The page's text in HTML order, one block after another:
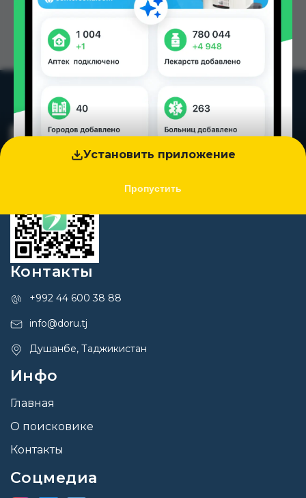
Установить приложение
Пропустить
Контакты
+992 44 600 38 88
info@doru.tj
Душанбе, Таджикистан
Инфо
Главная
О поисковике
Контакты
Соцмедиа